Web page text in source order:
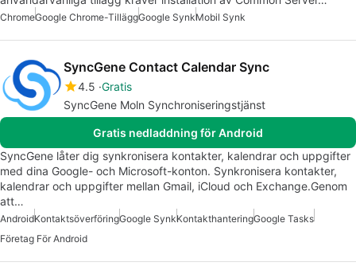
ChromeGoogle Chrome-TilläggGoogle SynkMobil Synk
SyncGene Contact Calendar Sync
4.5 Gratis
SyncGene Moln Synchroniseringstjänst
Gratis nedladdning för Android
SyncGene låter dig synkronisera kontakter, kalendrar och uppgifter
med dina Google- och Microsoft-konton. Synkronisera kontakter,
kalendrar och uppgifter mellan Gmail, iCloud och Exchange.Genom
att…
AndroidKontaktsöverföringGoogle SynkKontakthanteringGoogle Tasks
Företag För Android